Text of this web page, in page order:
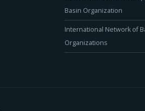
Basin Organization
International Network of
Organizations